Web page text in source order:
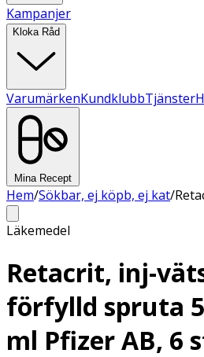
Kampanjer
Kloka Råd
VarumärkenKundklubbTjänster
Mina Recept
Hem/Sökbar, ej köpb, ej kat/
Läkemedel
Retacrit, inj-
förfylld spruta
ml Pfizer AB, 6